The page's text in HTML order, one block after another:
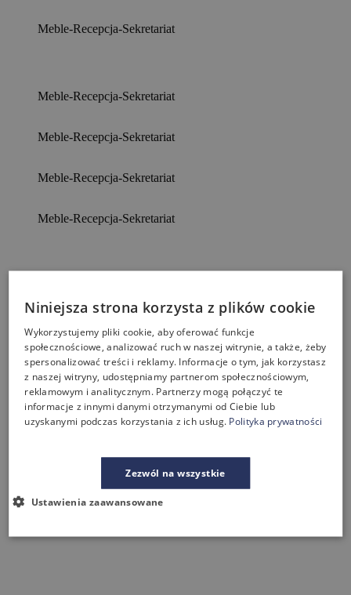
Meble-Recepcja-Sekretariat
Meble-Recepcja-Sekretariat
Meble-Recepcja-Sekretariat
Meble-Recepcja-Sekretariat
Meble-Recepcja-Sekretariat
Meble-Recepcja-Sekretariat
Meble-Recepcja-Sekretariat
Meble-Recepcja-Sekretariat
Meble-Recepcja-Sekretariat
Niniejsza strona korzysta z plików cookie
Wykorzystujemy pliki cookie, aby oferować funkcje
społecznościowe, analizować ruch w naszej witrynie, a także, żeby
spersonalizować treści i reklamy. Informacje o tym, jak korzystasz
z naszej witryny, udostępniamy partnerom społecznościowym,
reklamowym i analitycznym. Partnerzy mogą połączyć te
informacje z innymi danymi otrzymanymi od Ciebie lub
uzyskanymi podczas korzystania z ich usług. Polityka prywatności
Zezwól na wszystkie
Ustawienia zaawansowane